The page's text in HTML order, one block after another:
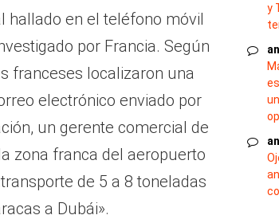
hallado en el teléfono móvil
por Francia. Según
franceses localizaron una
electrónico enviado por
un gerente comercial de
zona franca del aeropuerto
de 5 a 8 toneladas
a Dubái».
y